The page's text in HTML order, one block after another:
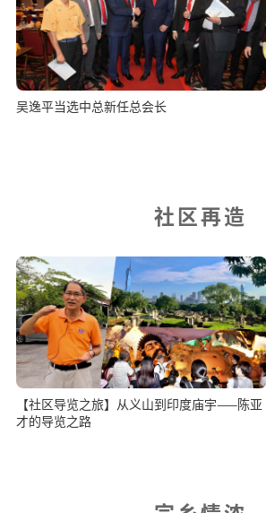
吴逸平当选中总新任总会长
社区再造
【社区导览之旅】从义山到印度庙宇——陈亚
才的导览之路